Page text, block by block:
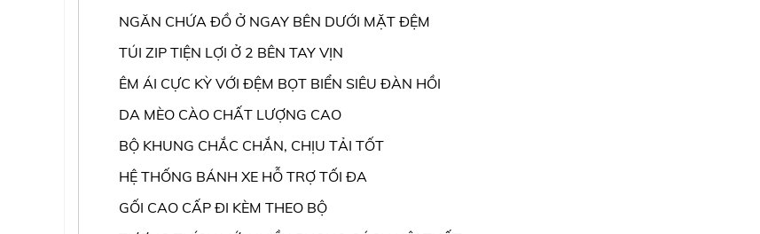
NGĂN CHỨA ĐỒ Ở NGAY BÊN DƯỚI MẶT ĐỆM
TÚI ZIP TIỆN LỢI Ở 2 BÊN TAY VỊN
ÊM ÁI CỰC KỲ VỚI ĐỆM BỌT BIỂN SIÊU ĐÀN HỒI
DA MÈO CÀO CHẤT LƯỢNG CAO
BỘ KHUNG CHẮC CHẮN, CHỊU TẢI TỐT
HỆ THỐNG BÁNH XE HỖ TRỢ TỐI ĐA
GỐI CAO CẤP ĐI KÈM THEO BỘ